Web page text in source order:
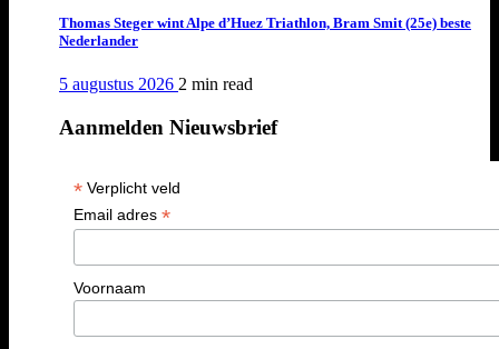
Thomas Steger wint Alpe d’Huez Triathlon, Bram Smit (25e) beste
Nederlander
5 augustus 2026 2 min read
Aanmelden Nieuwsbrief
*Verplicht veld
Email adres *
Voornaam